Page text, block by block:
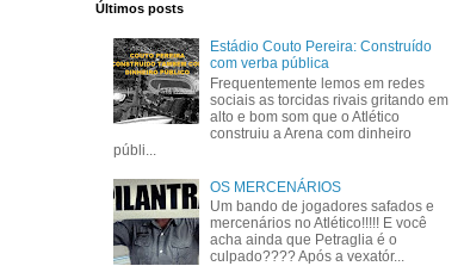
Últimos posts
Estádio Couto Pereira: Construído
com verba pública
Frequentemente lemos em redes
sociais as torcidas rivais gritando em
alto e bom som que o Atlético
construiu a Arena com dinheiro
públi...
OS MERCENÁRIOS
Um bando de jogadores safados e
mercenários no Atlético!!!!! E você
acha ainda que Petraglia é o
culpado???? Após a vexatór...